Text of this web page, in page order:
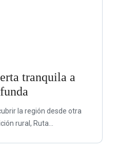
tranquila a
la región desde otra
rural, Ruta...